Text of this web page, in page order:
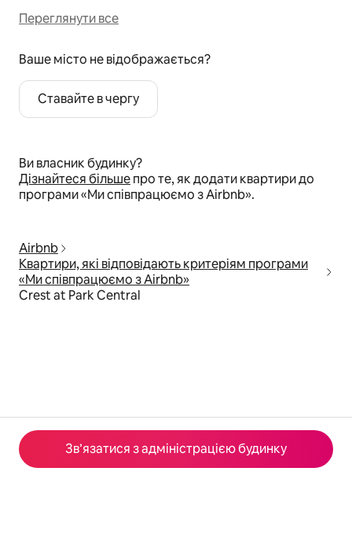
Зв’язатися з адміністрацією будинку
Переглянути все
Ваше місто не відображається?
Ставайте в чергу
Ви власник будинку?
Дізнайтеся більшепро те, як додати квартири до
програми «Ми співпрацюємо з Airbnb».
Airbnb
Квартири, які відповідають критеріям програми
«Ми співпрацюємо з Airbnb»
Crest at Park Central